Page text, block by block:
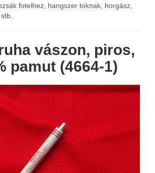
fotelhez, hangszer toknak, horgász,
vászon, piros,
pamut (4664-1)